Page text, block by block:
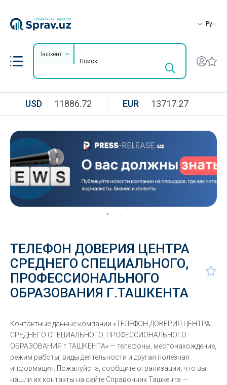
Ру
Ташкент
USD 11886.72 EUR 13717.27
ТЕЛЕФОН ДОВЕРИЯ ЦЕНТРА
СРЕДНЕГО СПЕЦИАЛЬНОГО,
ПРОФЕССИОНАЛЬНОГО
ОБРАЗОВАНИЯ Г.ТАШКЕНТА
Контактные данные компании «ТЕЛЕФОН ДОВЕРИЯ ЦЕНТРА
СРЕДНЕГО СПЕЦИАЛЬНОГО, ПРОФЕССИОНАЛЬНОГО
ОБРАЗОВАНИЯ г.ТАШКЕНТА» — телефоны, местонахождение,
режим работы, виды деятельности и другая полезная
информация. Пожалуйста, сообщите огранизации, что вы
нашли их контакты на сайте Справочник Ташкента —